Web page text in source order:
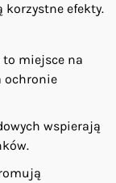
korzystne efekty.
miejsce na
ochronie
wspierają